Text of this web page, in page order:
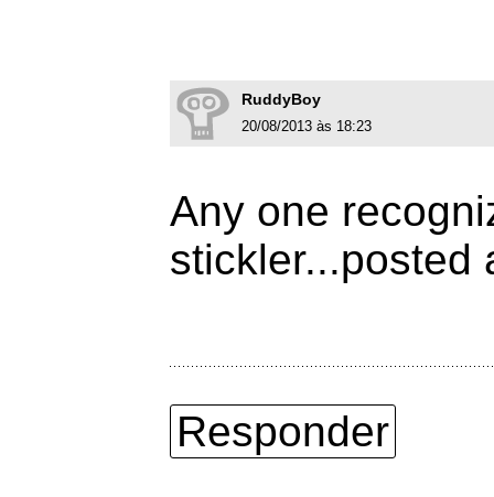
RuddyBoy
20/08/2013 às 18:23
Any one
stickler...posted
Responder